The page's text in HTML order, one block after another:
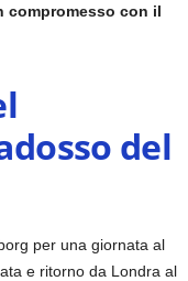
compromesso con il
del
per una giornata al
e ritorno da Londra al